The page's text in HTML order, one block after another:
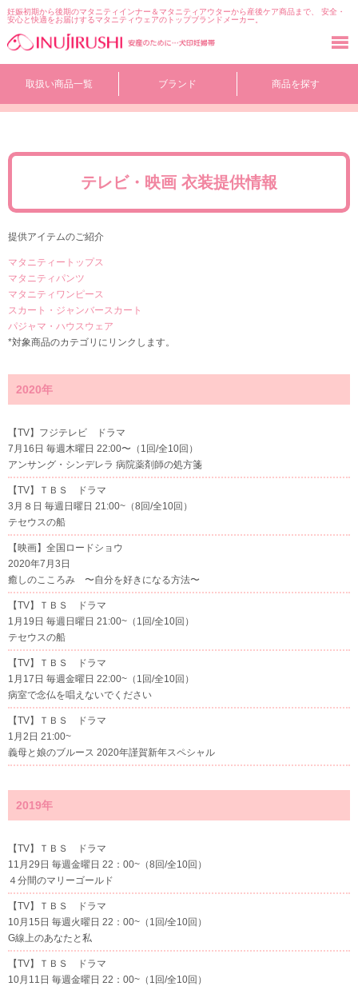
妊娠初期から後期のマタニティインナー＆マタニティアウターから産後ケア商品まで、 安全・
安心と快適をお届けするマタニティウェアのトップブランドメーカー。
テ
取扱い商品一覧 ブランド 商品を探す
テレビ・映画 衣装提供情報
提供アイテムのご紹介
マタニティートップス
マタニティパンツ
マタニティワンピース
スカート・ジャンバースカート
パジャマ・ハウスウェア
*対象商品のカテゴリにリンクします。
2020年
【TV】フジテレビ ドラマ
7月16日 毎週木曜日 22:00〜（1回/全10回）
アンサング・シンデレラ 病院薬剤師の処方箋
【TV】ＴＢＳ ドラマ
3月８日 毎週日曜日 21:00~（8回/全10回）
テセウスの船
【映画】全国ロードショウ
2020年7月3日
癒しのこころみ 〜自分を好きになる方法〜
【TV】ＴＢＳ ドラマ
1月19日 毎週日曜日 21:00~（1回/全10回）
テセウスの船
【TV】ＴＢＳ ドラマ
1月17日 毎週金曜日 22:00~（1回/全10回）
病室で念仏を唱えないでください
【TV】ＴＢＳ ドラマ
1月2日 21:00~
義母と娘のブルース 2020年謹賀新年スペシャル
2019年
【TV】ＴＢＳ ドラマ
11月29日 毎週金曜日 22：00~（8回/全10回）
４分間のマリーゴールド
【TV】ＴＢＳ ドラマ
10月15日 毎週火曜日 22：00~（1回/全10回）
G線上のあなたと私
【TV】ＴＢＳ ドラマ
10月11日 毎週金曜日 22：00~（1回/全10回）